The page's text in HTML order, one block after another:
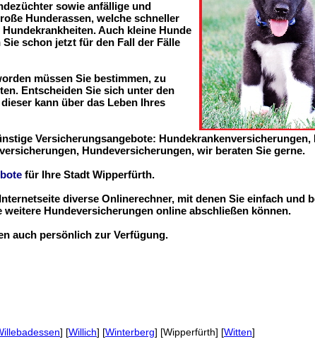
sowie anfällige und
Hunderassen, welche schneller
Auch kleine Hunde
schon jetzt für den Fall der Fälle
müssen Sie bestimmen, zu
Entscheiden Sie sich unter den
kann über das Leben Ihres
Versicherungsangebote: Hundekrankenversicherungen,
Hundeversicherungen, wir beraten Sie gerne.
für Ihre Stadt Wipperfürth.
diverse Onlinerechner, mit denen Sie einfach und
Hundeversicherungen online abschließen können.
auch persönlich zur Verfügung.
] [Willich] [Winterberg] [Wipperfürth] [Witten]